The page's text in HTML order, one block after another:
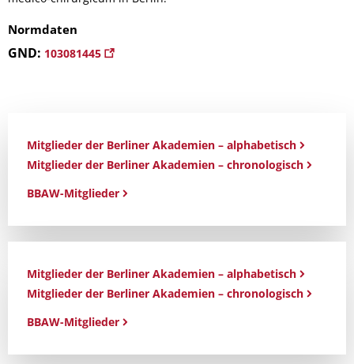
Normdaten
GND: 103081445
Mitglieder der Berliner Akademien – alphabetisch
Mitglieder der Berliner Akademien – chronologisch
BBAW-Mitglieder
Mitglieder der Berliner Akademien – alphabetisch
Mitglieder der Berliner Akademien – chronologisch
BBAW-Mitglieder